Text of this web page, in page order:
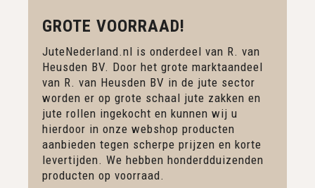
GROTE VOORRAAD!
JuteNederland.nl is onderdeel van R. van
Heusden BV. Door het grote marktaandeel
van R. van Heusden BV in de jute sector
worden er op grote schaal jute zakken en
jute rollen ingekocht en kunnen wij u
hierdoor in onze webshop producten
aanbieden tegen scherpe prijzen en korte
levertijden. We hebben honderdduizenden
producten op voorraad.